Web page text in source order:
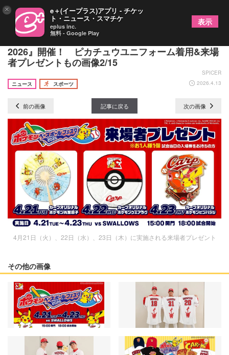
4/21～23広島戦で『ポケモンベースボールフェスタ
2026』開催！ ピカチュウユニフォーム着用&来場
者プレゼントもの画像2/15
SPICER
ニュース
スポーツ 2026.4.13
前の画像 記事に戻る 次の画像
4月21日（火）、22日（水）、23日（木）に実施される来場者プレゼント
その他の画像
× e＋(イープラス)アプリ - チケッ
ト・ニュース・スマチケ
eplus inc.
無料 - Google Play
表示